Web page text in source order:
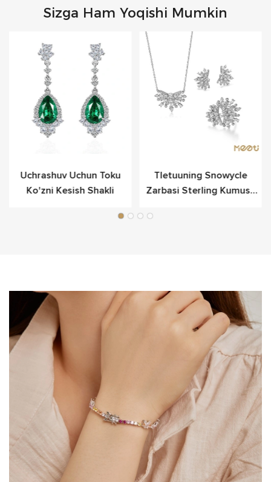
Sizga Ham Yoqishi Mumkin
Uchrashuv Uchun Toku
Ko'zni Kesish Shakli
Tletuuning Snowycle
Zarbasi Sterling Kumush